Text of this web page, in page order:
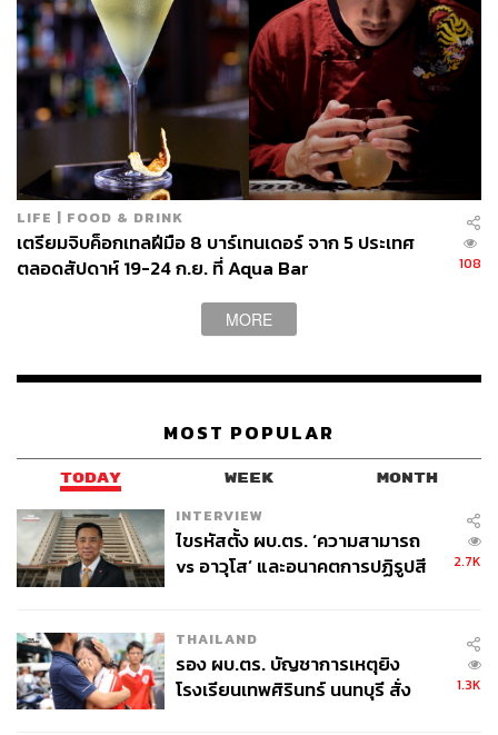
ผู้ที่ต้องการความเป็นส่วนตัวหรือมาฉลองเนื่องในโอกาส
ติดพันกับการงานแต่ก็อยากจิบ บริเวณด้านหลังบาร์มีมุมเล็กๆ
พร้อมปลั๊กไฟให้คุณได้ทำงานและจิบได้อย่างเต็มที่แบบไม่
ขัดจังหวะ Work-Life Balance
LIFE | FOOD & DRINK
เตรียมจิบค็อกเทลฝีมือ 8 บาร์เทนเดอร์ จาก 5 ประเทศ
ตลอดสัปดาห์ 19-24 ก.ย. ที่ Aqua Bar
108
MORE
MOST POPULAR
TODAY WEEK MONTH
INTERVIEW
ไขรหัสตั้ง ผบ.ตร. ‘ความสามารถ
vs อาวุโส’ และอนาคตการปฏิรูปสี
2.7K
THAILAND
รอง ผบ.ตร. บัญชาการเหตุยิง
โรงเรียนเทพศิรินทร์ นนทบุรี สั่ง
1.3K